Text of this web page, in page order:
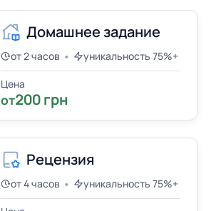
Домашнее задание
от 2 часов • уникальность 75%+
Цена
от200 грн
Рецензия
от 4 часов • уникальность 75%+